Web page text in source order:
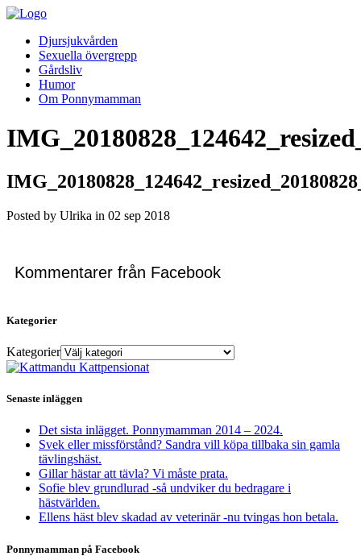
Djursjukvården
Sexuella övergrepp
Gårdsliv
Humor
Om Ponnymamman
Posted by Ulrika in 02 sep 2018
Kommentarer från Facebook
Kategorier
Kategorier
Senaste inläggen
Det sista inlägget. Ponnymamman 2014 – 2024.
Svek eller missförstånd? Sandra vill köpa tillbaka sin gamla
tävlingshäst.
Gillar hästar att tävla? Vi måste prata.
Sofie blev grundlurad -så undviker du bedragare i
hästvärlden.
Ellens häst blev skadad av veterinär -nu tvingas hon betala.
Ponnymamman på Facebook